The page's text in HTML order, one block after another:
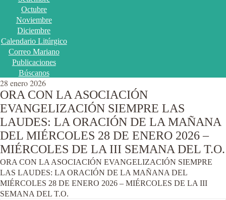
Octubre
Noviembre
Diciembre
Calendario Litúrgico
Correo Mariano
Publicaciones
Búscanos
28 enero 2026
ORA CON LA ASOCIACIÓN
EVANGELIZACIÓN SIEMPRE LAS
LAUDES: LA ORACIÓN DE LA MAÑANA
DEL MIÉRCOLES 28 DE ENERO 2026 –
MIÉRCOLES DE LA III SEMANA DEL T.O.
ORA CON LA ASOCIACIÓN EVANGELIZACIÓN SIEMPRE
LAS LAUDES: LA ORACIÓN DE LA MAÑANA DEL
MIÉRCOLES 28 DE ENERO 2026 – MIÉRCOLES DE LA III
SEMANA DEL T.O.